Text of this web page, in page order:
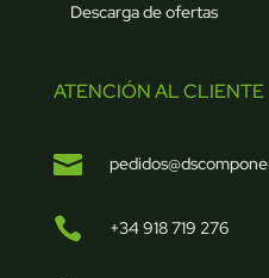
Descarga de ofertas
ATENCIÓN AL CLIENTE

 +34 918 719 276